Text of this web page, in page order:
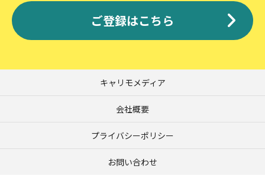
ご登録はこちら
キャリモメディア
会社概要
プライバシーポリシー
お問い合わせ